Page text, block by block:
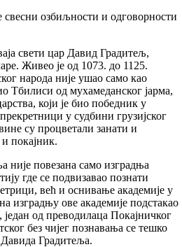
озбиљности и одговорности
свети цар Давид Градитељ,
Живео је од 1073. до 1125.
народа није ушао само као
Тбилиси од мухамеданског јарма,
који је био победник у
у судбини грузијског
су процветали занати и
покајник.
повезана само изградња
где се подвизавао познати
већ и оснивање академије у
изградњу ове академије подстакао
од преводилаца Покајничког
без чијег познавања се тешко
Градитеља.